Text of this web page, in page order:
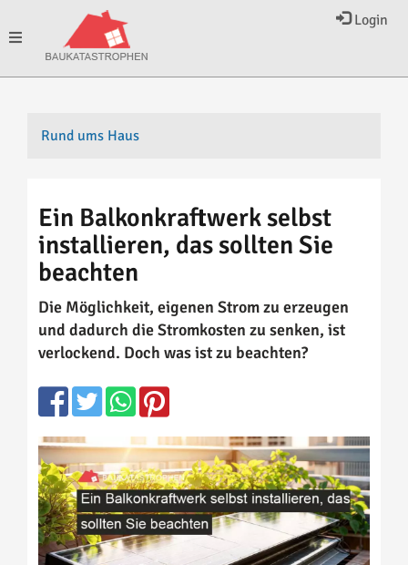
Login
Toggle
Rund ums Haus
Ein Balkonkraftwerk selbst
installieren, das sollten Sie
beachten
Die Möglichkeit, eigenen Strom zu erzeugen
und dadurch die Stromkosten zu senken, ist
verlockend. Doch was ist zu beachten?